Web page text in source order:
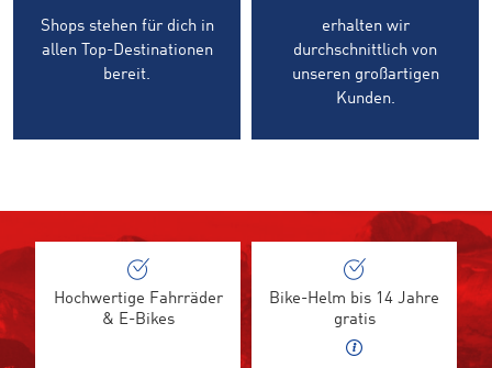
Shops stehen für dich in
allen Top-Destinationen
bereit.
erhalten wir
durchschnittlich von
unseren großartigen
Kunden.
Hochwertige Fahrräder
& E-Bikes
Bike-Helm bis 14 Jahre
gratis